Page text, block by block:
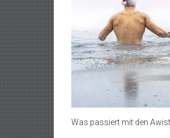
Was passiert mit den